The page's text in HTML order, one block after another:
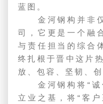
蓝图。
金河钢构并非仅
司，它更是一个融
与责任担当的综合
终扎根于晋中这片
放、包容、坚韧、
金河钢构将“诚
立业之基，将“客